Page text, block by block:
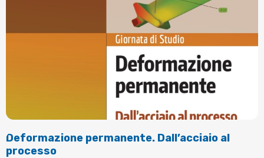
Deformazione permanente. Dall’acciaio al
processo